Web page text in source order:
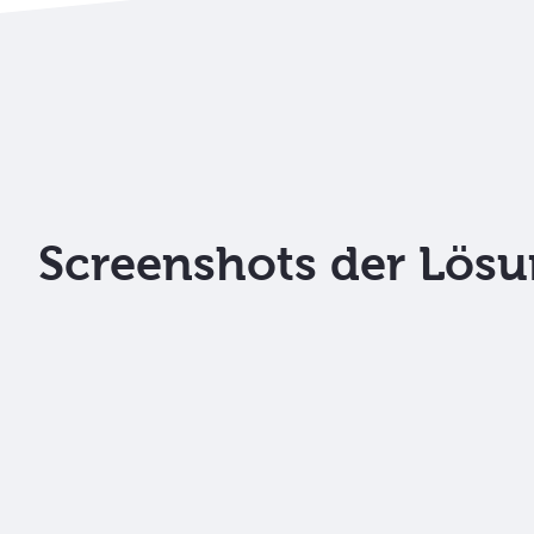
Screenshots der